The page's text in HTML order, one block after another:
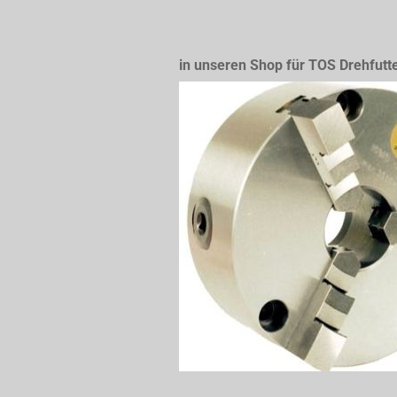
in unseren Shop für TOS